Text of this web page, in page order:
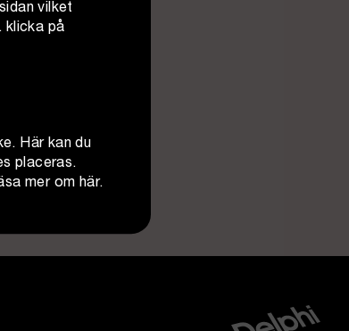
vilket
klicka på
Härkan du
placeras.
mer om här.